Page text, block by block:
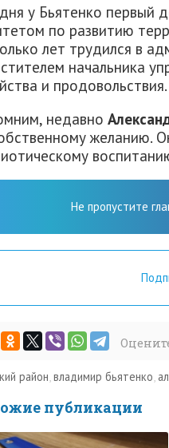
у Бьятенко первый
по развитию
лет трудился в
начальника
и продовольствия.
недавно
желанию.
Не пропустите
район,владимир бьятенко,
публикации